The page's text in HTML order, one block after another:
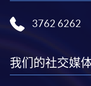
學歷證明文件(副本
任何一所報名中心。
*請携帶正本於報名中
3762 6262
我们的社交媒